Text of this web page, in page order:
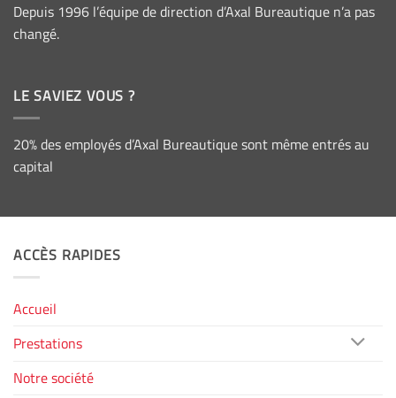
Depuis 1996 l’équipe de direction d’Axal Bureautique n’a pas
changé.
LE SAVIEZ VOUS ?
20% des employés d’Axal Bureautique sont même entrés au
capital
ACCÈS RAPIDES
Accueil
Prestations
Notre société